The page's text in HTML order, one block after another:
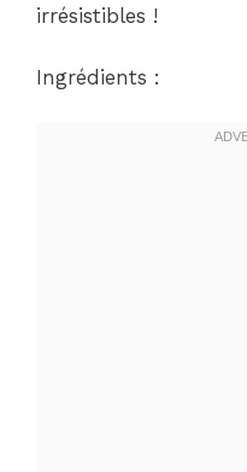
irrésistibles !
Ingrédients :